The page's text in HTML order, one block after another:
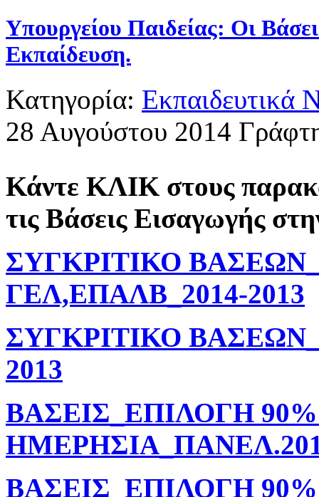
Υπουργείου Παιδείας: Οι
Εκπαίδευση.
Κατηγορία: Εκπαιδευτικά
28 Αυγούστου 2014
Κάντε ΚΛΙΚ στους
τις Βάσεις Εισαγωγής
ΣΥΓΚΡΙΤΙΚΟ
ΓΕΛ,ΕΠΑΛΒ_2014-2013
ΣΥΓΚΡΙΤΙΚΟ
2013
ΒΑΣΕΙΣ_ΕΠΙΛΟΓΗ
ΒΑΣΕΙΣ_ΕΠΙΛΟΓΗ